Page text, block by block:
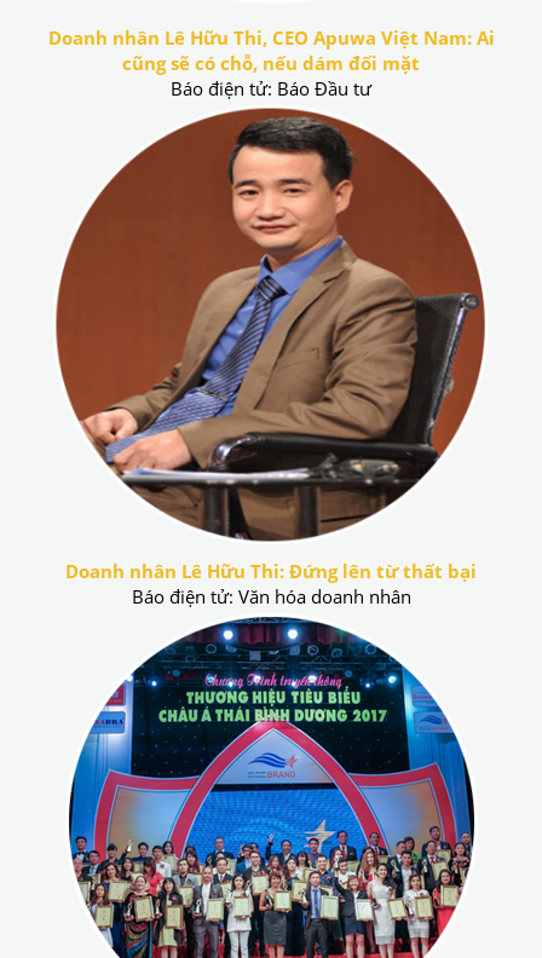
Doanh nhân Lê Hữu Thi, CEO Apuwa Việt Nam: Ai
cũng sẽ có chỗ, nếu dám đối mặt
Báo điện tử: Báo Đầu tư
Doanh nhân Lê Hữu Thi: Đứng lên từ thất bại
Báo điện tử: Văn hóa doanh nhân